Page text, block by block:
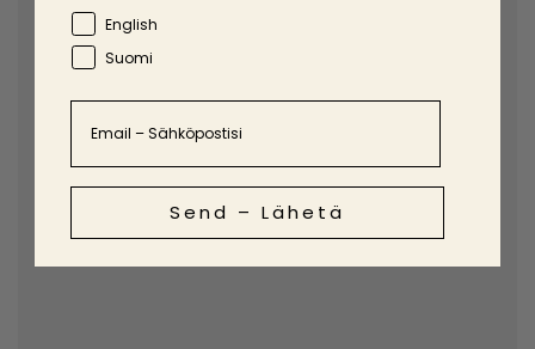
Language
English
Suomi
Send – Lähetä